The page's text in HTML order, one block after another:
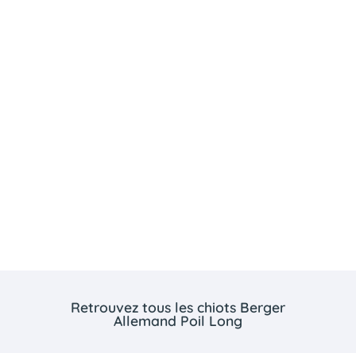
Retrouvez tous les chiots Berger
Allemand Poil Long